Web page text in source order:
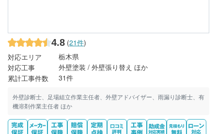
4.8 (21件)
対応エリア
栃木県
対応工事
外壁塗装 / 外壁張り替え ほか
累計工事件数
31件
外壁診断士、足場組立作業主任者、外壁アドバイザー、雨漏り診断士、有
機溶剤作業主任者 ほか